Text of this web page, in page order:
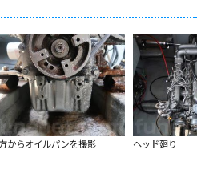
からオイルパンを撮影 ヘッド廻り